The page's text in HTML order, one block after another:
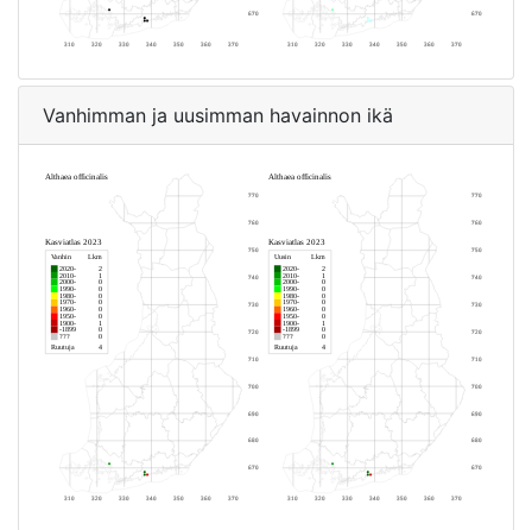
Vanhimman ja uusimman havainnon ikä